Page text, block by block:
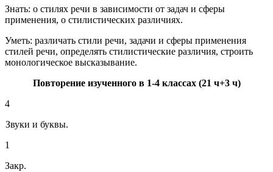
Знать: о стилях речи в зависимости от задач и сферы
применения, о стилистических различиях.
Уметь: различать стили речи, задачи и сферы применения
стилей речи, определять стилистические различия, строить
монологическое высказывание.
Повторение изученного в 1-4 классах (21 ч+3 ч)
4
Звуки и буквы.
1
Закр.